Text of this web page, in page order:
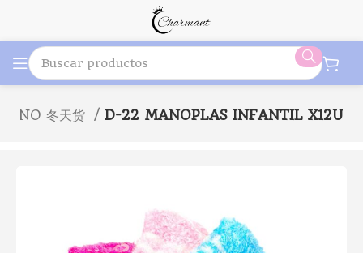
冬天货 D-22 MANOPLAS INFANTIL X12U